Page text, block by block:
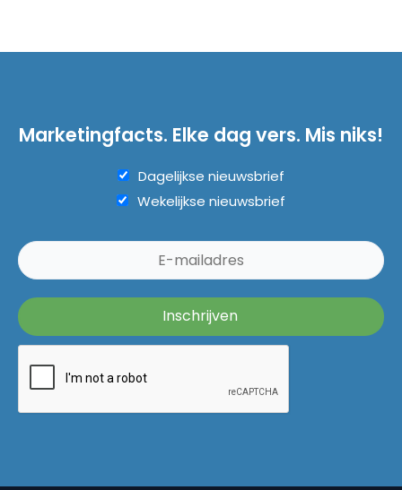
Marketingfacts. Elke dag vers. Mis niks!
Dagelijkse nieuwsbrief
Wekelijkse nieuwsbrief